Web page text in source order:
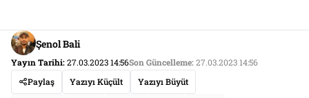
Şenol Bali
Yayın Tarihi:27.03.2023 14:56Son Güncelleme:27.03.2023 14:56
Paylaş
Yazıyı Küçült Yazıyı Büyüt